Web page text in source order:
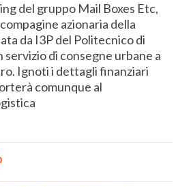
del gruppo Mail Boxes Etc,
azionaria della
da I3P del Politecnico di
di consegne urbane a
Ignoti i dettagli finanziari
comunque al